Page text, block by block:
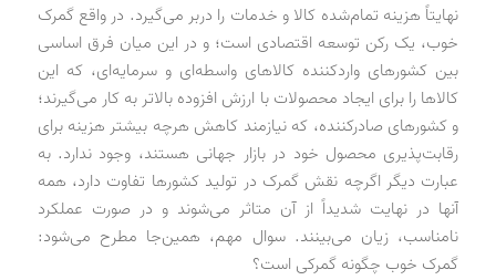
نهایتاً هزینه تمام‌شده کالا و خدمات را دربر می‌گیرد. در واقع گمرک
خوب، یک رکن توسعه اقتصادی است؛ و در این میان فرق اساسی
بین کشورهای واردکننده کالاهای واسطه‌ای و سرمایه‌ای، که این
کالاها را برای ایجاد محصولات با ارزش افزوده بالاتر به کار می‌گیرند؛
و کشورهای صادرکننده، که نیازمند کاهش هرچه بیشتر هزینه برای
رقابت‌پذیری محصول خود در بازار جهانی هستند، وجود ندارد. به
عبارت دیگر اگرچه نقش گمرک در تولید کشورها تفاوت دارد، همه
آنها در نهایت شدیداً از آن متاثر می‌شوند و در صورت عملکرد
نامناسب، زیان می‌بینند. سوال مهم، همین‌جا مطرح می‌شود:
گمرک خوب چگونه گمرکی است؟